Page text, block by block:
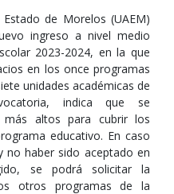
de Morelos (UAEM)
ingreso a nivel medio
2023-2024, en la que
en los once programas
unidades académicas de
indica que se
más altos para cubrir los
educativo. En caso
haber sido aceptado en
se podrá solicitar la
otros programas de la